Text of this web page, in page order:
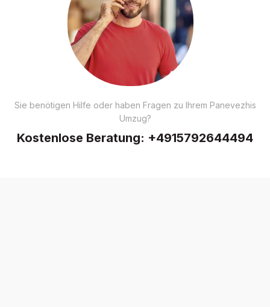
Sie benötigen Hilfe oder haben Fragen zu Ihrem Panevezhis
Umzug?
Kostenlose Beratung: +4915792644494